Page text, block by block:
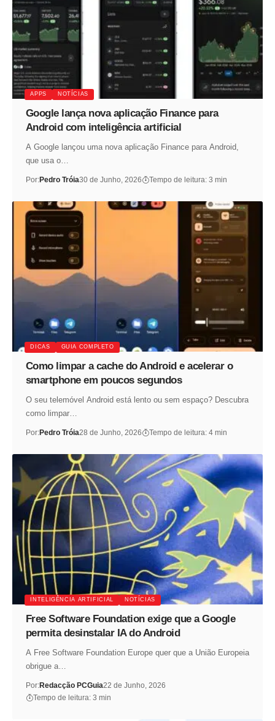
APPS NOTÍCIAS
Google lança nova aplicação Finance para
Android com inteligência artificial
A Google lançou uma nova aplicação Finance para Android,
que usa o…
Por:Pedro Tróia30 de Junho, 2026 Tempo de leitura: 3 min
DICAS GUIA COMPLETO
Como limpar a cache do Android e acelerar o
smartphone em poucos segundos
O seu telemóvel Android está lento ou sem espaço? Descubra
como limpar…
Por:Pedro Tróia28 de Junho, 2026 Tempo de leitura: 4 min
INTELIGÊNCIA ARTIFICIAL NOTÍCIAS
Free Software Foundation exige que a Google
permita desinstalar IA do Android
A Free Software Foundation Europe quer que a União Europeia
obrigue a…
Por:Redacção PCGuia22 de Junho, 2026
Tempo de leitura: 3 min